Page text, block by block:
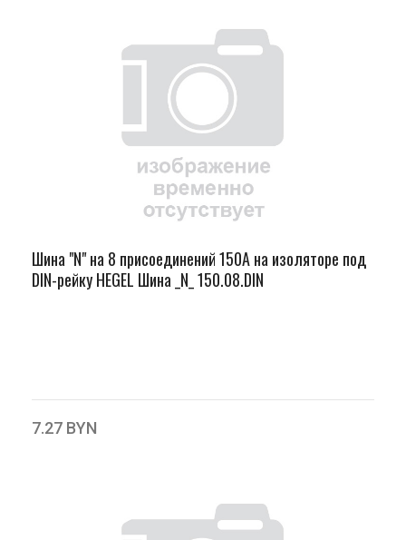
Шина "N" на 8 присоединений 150А на изоляторе под
DIN-рейку HEGEL Шина _N_ 150.08.DIN
7.27 BYN